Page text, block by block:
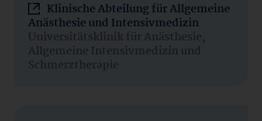
Klinische Abteilung für Allgemeine
Anästhesie und Intensivmedizin
Universitätsklinik für Anästhesie,
Allgemeine Intensivmedizin und
Schmerztherapie